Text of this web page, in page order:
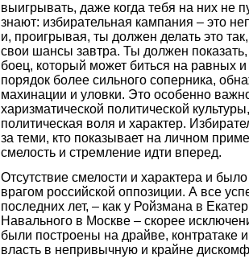
выигрывать, даже когда тебя на них не
знают: избирательная кампания – это
и, проигрывая, ты должен делать это
свои шансы завтра. Ты должен
боец, который может биться на равных
порядок более сильного соперника,
махинации и уловки. Это особенно
харизматической политической
политическая воля и характер.
за теми, кто показывает на личном
смелость и стремление идти вперед.
Отсутствие смелости и характера и
врагом российской оппозиции. А все
последних лет, – как у Ройзмана в
Навального в Москве – скорее
были построены на драйве, контратаке
власть в непривычную и крайне